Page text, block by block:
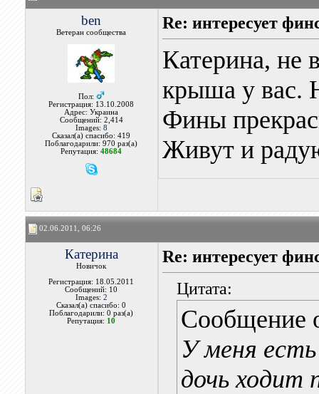
ben
Ветеран сообщества
Пол:
Регистрация: 13.10.2008
Адрес: Украина
Сообщений: 2,414
Images: 8
Сказал(а) спасибо: 419
Поблагодарили: 970 раз(а)
Репутация:48684
Re: интересует
Катерина, не
крыша у вас.
Фины
Живут и
02.06.2011, 06:26
Катерина
Новичок
Регистрация: 18.05.2011
Сообщений: 10
Images: 2
Сказал(а) спасибо: 0
Поблагодарили: 0 раз(а)
Репутация: 10
Re: интересует
Цитата:
Сообщение
У меня
дочь ходит